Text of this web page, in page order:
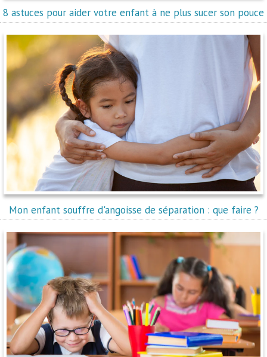
8 astuces pour aider votre enfant à ne plus sucer son pouce
Mon enfant souffre d'angoisse de séparation : que faire ?